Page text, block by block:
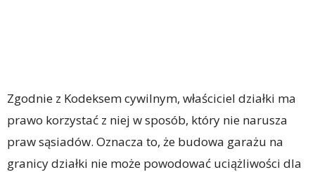
Zgodnie z Kodeksem cywilnym, właściciel działki ma
prawo korzystać z niej w sposób, który nie narusza
praw sąsiadów. Oznacza to, że budowa garażu na
granicy działki nie może powodować uciążliwości dla